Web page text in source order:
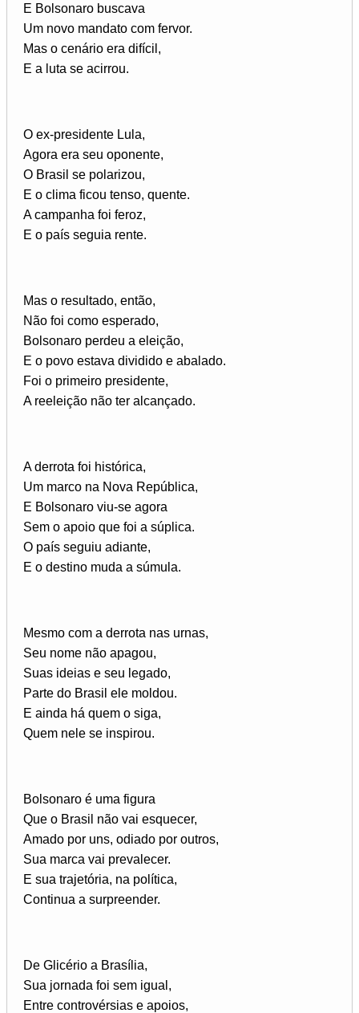
E Bolsonaro buscava
Um novo mandato com fervor.
Mas o cenário era difícil,
E a luta se acirrou.
O ex-presidente Lula,
Agora era seu oponente,
O Brasil se polarizou,
E o clima ficou tenso, quente.
A campanha foi feroz,
E o país seguia rente.
Mas o resultado, então,
Não foi como esperado,
Bolsonaro perdeu a eleição,
E o povo estava dividido e abalado.
Foi o primeiro presidente,
A reeleição não ter alcançado.
A derrota foi histórica,
Um marco na Nova República,
E Bolsonaro viu-se agora
Sem o apoio que foi a súplica.
O país seguiu adiante,
E o destino muda a súmula.
Mesmo com a derrota nas urnas,
Seu nome não apagou,
Suas ideias e seu legado,
Parte do Brasil ele moldou.
E ainda há quem o siga,
Quem nele se inspirou.
Bolsonaro é uma figura
Que o Brasil não vai esquecer,
Amado por uns, odiado por outros,
Sua marca vai prevalecer.
E sua trajetória, na política,
Continua a surpreender.
De Glicério a Brasília,
Sua jornada foi sem igual,
Entre controvérsias e apoios,